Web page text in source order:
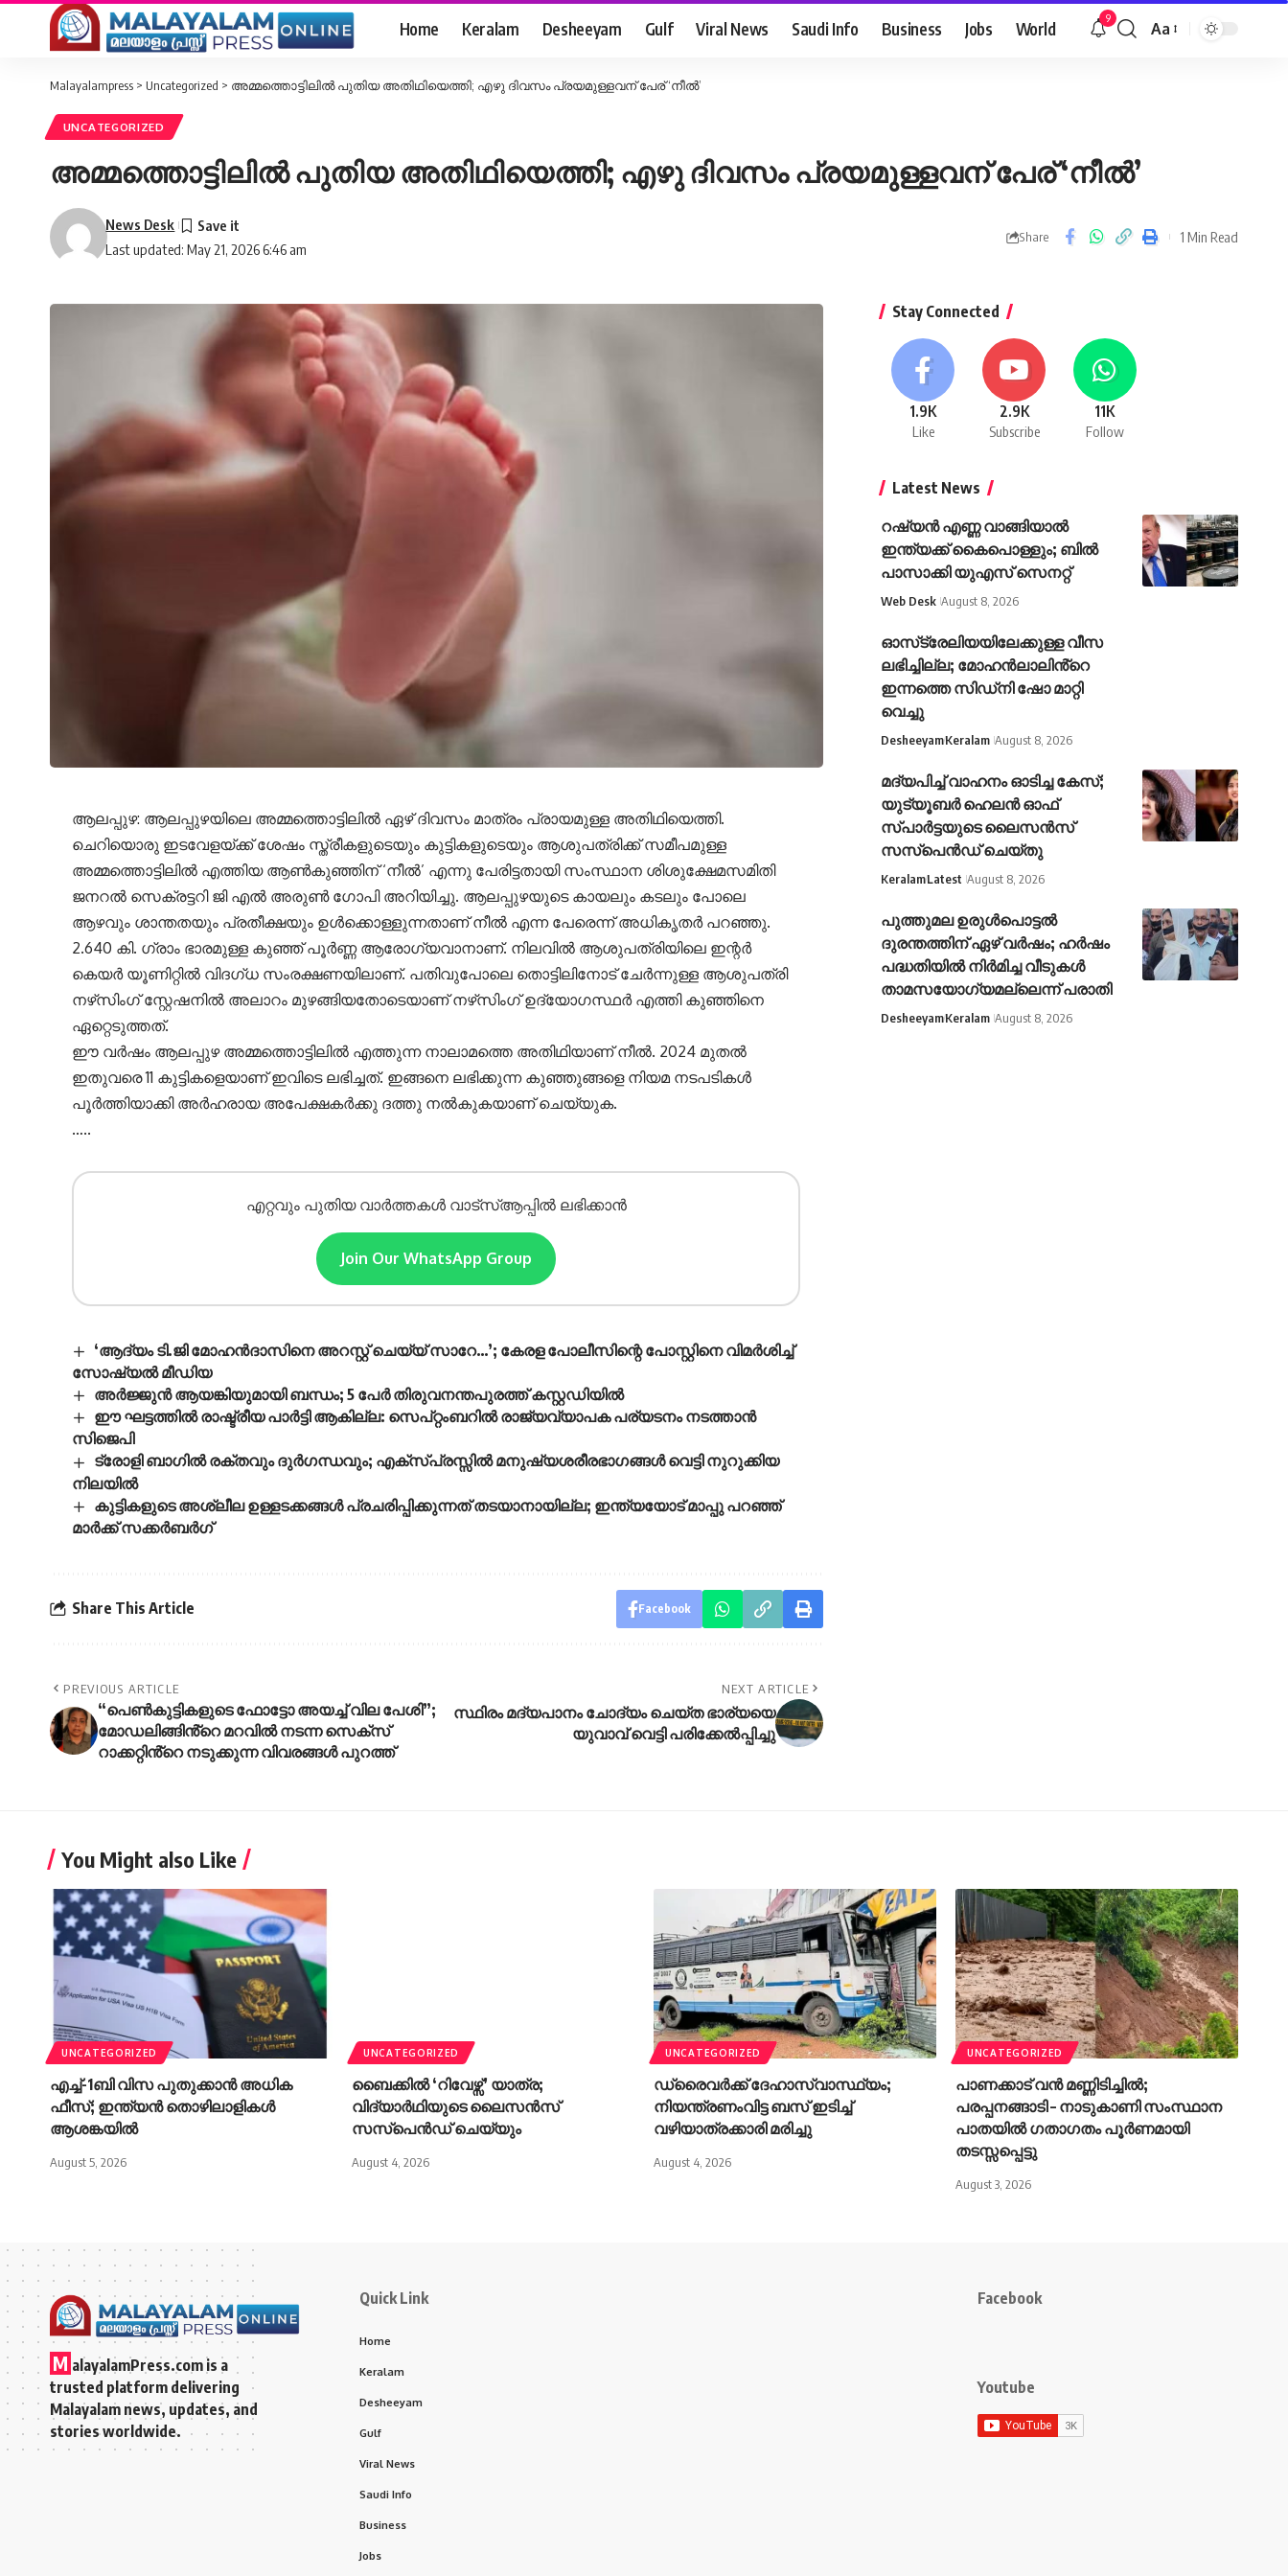
Home Keralam Desheeyam Gulf Viral News Saudi Info Business Jobs World 9
Font
Aa
Malayalampress > Uncategorized > അമ്മത്തൊട്ടിലില്‍ പുതിയ അതിഥിയെത്തി; എഴു ദിവസം പ്രയമുള്ളവന് പേര് ‘നീല്‍’
UNCATEGORIZED
അമ്മത്തൊട്ടിലില്‍ പുതിയ അതിഥിയെത്തി; എഴു ദിവസം പ്രയമുള്ളവന് പേര് ‘നീല്‍’
Last updated: May 21, 2026 6:46 am
News Desk
Share 1 Min Read
ആലപ്പുഴ: ആലപ്പുഴയിലെ അമ്മത്തൊട്ടിലില്‍ ഏഴ് ദിവസം മാത്രം പ്രായമുള്ള അതിഥിയെത്തി.
ചെറിയൊരു ഇടവേളയ്ക്ക് ശേഷം സ്ത്രീകളുടെയും കുട്ടികളുടെയും ആശുപത്രിക്ക് സമീപമുള്ള
അമ്മത്തൊട്ടിലില്‍ എത്തിയ ആണ്‍കുഞ്ഞിന് ‘നീല്‍’ എന്നു പേരിട്ടതായി സംസ്ഥാന ശിശുക്ഷേമസമിതി
ജനറല്‍ സെക്രട്ടറി ജി എല്‍ അരുണ്‍ ഗോപി അറിയിച്ചു. ആലപ്പുഴയുടെ കായലും കടലും പോലെ
ആഴവും ശാന്തതയും പ്രതീക്ഷയും ഉള്‍ക്കൊള്ളുന്നതാണ് നീല്‍ എന്ന പേരെന്ന് അധികൃതര്‍ പറഞ്ഞു.
2.640 കി. ഗ്രാം ഭാരമുള്ള കുഞ്ഞ് പൂര്‍ണ്ണ ആരോഗ്യവാനാണ്. നിലവില്‍ ആശുപത്രിയിലെ ഇന്റര്‍
കെയര്‍ യൂണിറ്റില്‍ വിദഗ്ധ സംരക്ഷണയിലാണ്. പതിവുപോലെ തൊട്ടിലിനോട് ചേര്‍ന്നുള്ള ആശുപത്രി
നഴ്‌സിംഗ് സ്റ്റേഷനില്‍ അലാറം മുഴങ്ങിയതോടെയാണ് നഴ്‌സിംഗ് ഉദ്യോഗസ്ഥര്‍ എത്തി കുഞ്ഞിനെ
ഏറ്റെടുത്തത്.
ഈ വര്‍ഷം ആലപ്പുഴ അമ്മത്തൊട്ടിലില്‍ എത്തുന്ന നാലാമത്തെ അതിഥിയാണ് നീല്‍. 2024 മുതല്‍
ഇതുവരെ 11 കുട്ടികളെയാണ് ഇവിടെ ലഭിച്ചത്. ഇങ്ങനെ ലഭിക്കുന്ന കുഞ്ഞുങ്ങളെ നിയമ നടപടികള്‍
പൂര്‍ത്തിയാക്കി അര്‍ഹരായ അപേക്ഷകര്‍ക്കു ദത്തു നല്‍കുകയാണ് ചെയ്യുക.
…..
എറ്റവും പുതിയ വാർത്തകൾ വാട്സ്ആപ്പിൽ ലഭിക്കാൻ
Join Our WhatsApp Group
‘ആദ്യം ടി.ജി മോഹന്‍ദാസിനെ അറസ്റ്റ് ചെയ്യ് സാറേ…’; കേരള പോലീസിന്റെ പോസ്റ്റിനെ വിമര്‍ശിച്ച്
സോഷ്യല്‍ മീഡിയ
അർജ്ജുൻ ആയങ്കിയുമായി ബന്ധം; 5 പേർ തിരുവനന്തപുരത്ത് കസ്റ്റഡിയിൽ
ഈ ഘട്ടത്തിൽ രാഷ്ട്രീയ പാർട്ടി ആകില്ല: സെപ്റ്റംബറിൽ രാജ്യവ്യാപക പര്യടനം നടത്താൻ
സിജെപി
ട്രോളി ബാഗിൽ രക്തവും ദുർഗന്ധവും; എക്‌സ്പ്രസ്സിൽ മനുഷ്യശരീരഭാഗങ്ങൾ വെട്ടി നുറുക്കിയ
നിലയിൽ
കുട്ടികളുടെ അശ്ലീല ഉള്ളടക്കങ്ങൾ പ്രചരിപ്പിക്കുന്നത് തടയാനായില്ല; ഇന്ത്യയോട് മാപ്പു പറഞ്ഞ്
മാർക്ക് സക്കർബർഗ്
Share This Article Facebook
PREVIOUS ARTICLE
“പെൺകുട്ടികളുടെ ഫോട്ടോ അയച്ച് വില പേശി”;
മോഡലിങ്ങിൻ്റെ മറവിൽ നടന്ന സെക്സ്
റാക്കറ്റിൻ്റെ നടുക്കുന്ന വിവരങ്ങൾ പുറത്ത്
NEXT ARTICLE
സ്ഥിരം മദ്യപാനം ചോദ്യം ചെയ്ത ഭാര്യയെ
യുവാവ് വെട്ടി പരിക്കേല്‍പ്പിച്ചു
Stay Connected
1.9K
Like
2.9K
Subscribe
11K
Follow
Latest News
റഷ്യൻ എണ്ണ വാങ്ങിയാൽ
ഇന്ത്യക്ക് കൈപൊള്ളും; ബിൽ
പാസാക്കി യുഎസ് സെനറ്റ്
Web Desk August 8, 2026
ഓസ്‌ട്രേലിയയിലേക്കുള്ള വീസ
ലഭിച്ചില്ല; മോഹൻലാലിൻ്റെ
ഇന്നത്തെ സിഡ്നി ഷോ മാറ്റി
വെച്ചു
DesheeyamKeralam August 8, 2026
മദ്യപിച്ച് വാഹനം ഓടിച്ച കേസ്;
യുട്യൂബര്‍ ഹെലന്‍ ഓഫ്
സ്പാര്‍ട്ടയുടെ ലൈസന്‍സ്
സസ്പെന്‍ഡ് ചെയ്തു
KeralamLatest August 8, 2026
പുത്തുമല ഉരുള്‍പൊട്ടല്‍
ദുരന്തത്തിന് ഏഴ് വര്‍ഷം; ഹര്‍ഷം
പദ്ധതിയില്‍ നിര്‍മിച്ച വീടുകള്‍
താമസയോഗ്യമല്ലെന്ന് പരാതി
DesheeyamKeralam August 8, 2026
You Might also Like
UNCATEGORIZED
എച്ച്-1ബി വിസ പുതുക്കാൻ അധിക
ഫീസ്; ഇന്ത്യൻ തൊഴിലാളികൾ
ആശങ്കയിൽ
August 5, 2026
UNCATEGORIZED
ബൈക്കിൽ ‘റിവേഴ്സ്’ യാത്ര;
വിദ്യാർഥിയുടെ ലൈസൻസ്
സസ്പെൻഡ് ചെയ്യും
August 4, 2026
UNCATEGORIZED
ഡ്രൈവർക്ക് ദേഹാസ്വാസ്ഥ്യം;
നിയന്ത്രണംവിട്ട ബസ് ഇടിച്ച്
വഴിയാത്രക്കാരി മരിച്ചു
August 4, 2026
UNCATEGORIZED
പാണക്കാട് വൻ മണ്ണിടിച്ചിൽ;
പരപ്പനങ്ങാടി – നാടുകാണി സംസ്ഥാന
പാതയിൽ ഗതാഗതം പൂർണമായി
തടസ്സപ്പെട്ടു
August 3, 2026
M alayalamPress.com is a
trusted platform delivering
Malayalam news, updates, and
stories worldwide.
Quick Link
Home
Keralam
Desheeyam
Gulf
Viral News
Saudi Info
Business
Jobs
Facebook
Youtube